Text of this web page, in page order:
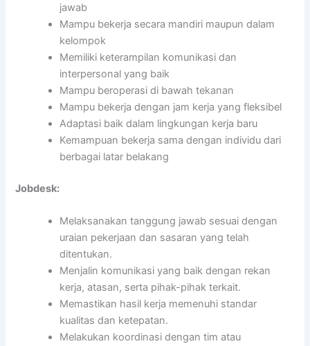
jawab
Mampu bekerja secara mandiri maupun dalam
kelompok
Memiliki keterampilan komunikasi dan
interpersonal yang baik
Mampu beroperasi di bawah tekanan
Mampu bekerja dengan jam kerja yang fleksibel
Adaptasi baik dalam lingkungan kerja baru
Kemampuan bekerja sama dengan individu dari
berbagai latar belakang
Jobdesk:
Melaksanakan tanggung jawab sesuai dengan
uraian pekerjaan dan sasaran yang telah
ditentukan.
Menjalin komunikasi yang baik dengan rekan
kerja, atasan, serta pihak-pihak terkait.
Memastikan hasil kerja memenuhi standar
kualitas dan ketepatan.
Melakukan koordinasi dengan tim atau